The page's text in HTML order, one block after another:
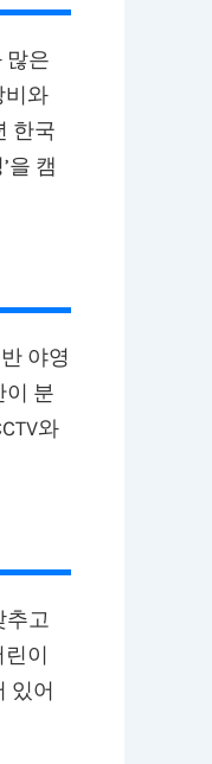
많은
비와
한국
을 캠
야영
이 분
와
추고
이
있어